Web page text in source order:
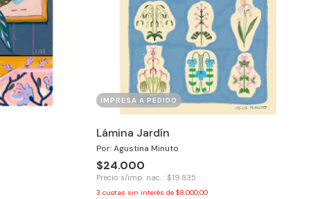
IMPRESA A PEDIDO
Lámina Jardín
Por: Agustina Minuto
$24.000
Precio s/imp. nac. : $19.835
3 cuotas sin interés de $8.000,00